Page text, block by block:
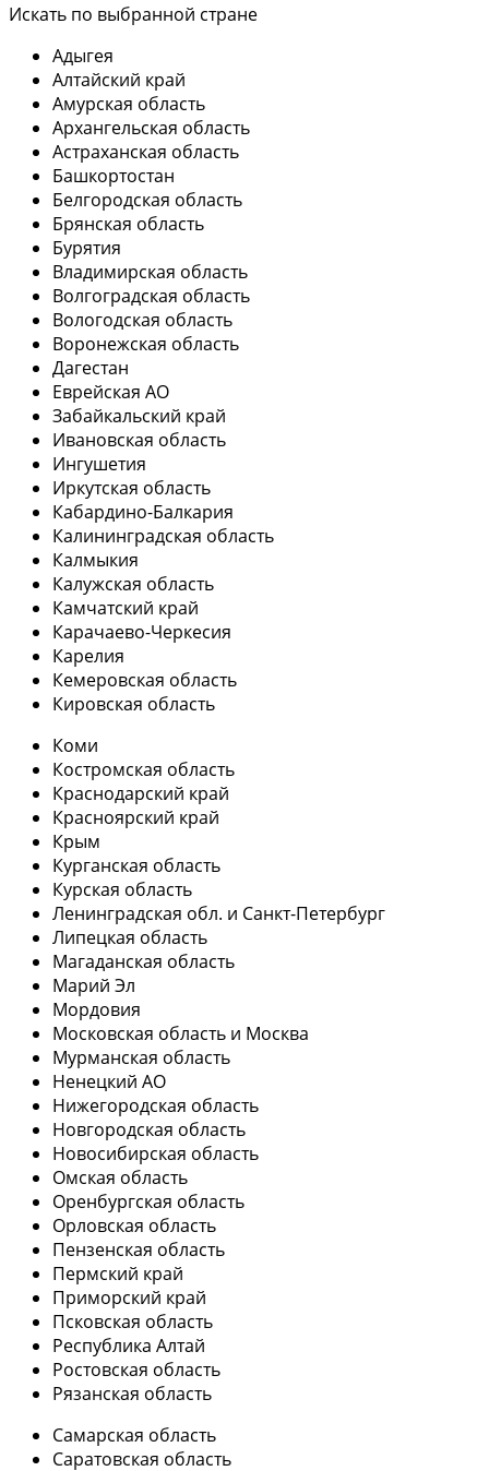
Искать по выбранной стране
Адыгея
Алтайский край
Амурская область
Архангельская область
Астраханская область
Башкортостан
Белгородская область
Брянская область
Бурятия
Владимирская область
Волгоградская область
Вологодская область
Воронежская область
Дагестан
Еврейская АО
Забайкальский край
Ивановская область
Ингушетия
Иркутская область
Кабардино-Балкария
Калининградская область
Калмыкия
Калужская область
Камчатский край
Карачаево-Черкесия
Карелия
Кемеровская область
Кировская область
Коми
Костромская область
Краснодарский край
Красноярский край
Крым
Курганская область
Курская область
Ленинградская обл. и Санкт-Петербург
Липецкая область
Магаданская область
Марий Эл
Мордовия
Московская область и Москва
Мурманская область
Ненецкий АО
Нижегородская область
Новгородская область
Новосибирская область
Омская область
Оренбургская область
Орловская область
Пензенская область
Пермский край
Приморский край
Псковская область
Республика Алтай
Ростовская область
Рязанская область
Самарская область
Саратовская область